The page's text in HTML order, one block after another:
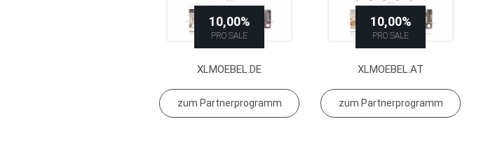
10,00%
PRO SALE
XLMOEBEL.DE
zum Partnerprogramm
10,00%
PRO SALE
XLMOEBEL.AT
zum Partnerprogramm